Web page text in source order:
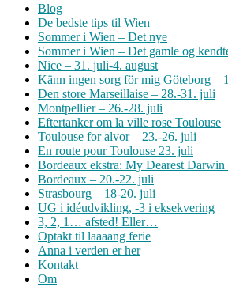
Blog
De bedste tips til Wien
Sommer i Wien – Det nye
Sommer i Wien – Det gamle og
Nice – 31. juli-4. august
Känn ingen sorg för mig Göteborg –
Den store Marseillaise – 28.-31. juli
Montpellier – 26.-28. juli
Eftertanker om la ville rose Toulouse
Toulouse for alvor – 23.-26. juli
En route pour Toulouse 23. juli
Bordeaux ekstra: My Dearest
Bordeaux – 20.-22. juli
Strasbourg – 18-20. juli
UG i idéudvikling, -3 i eksekvering
3, 2, 1… afsted! Eller…
Optakt til laaaang ferie
Anna i verden er her
Kontakt
Om